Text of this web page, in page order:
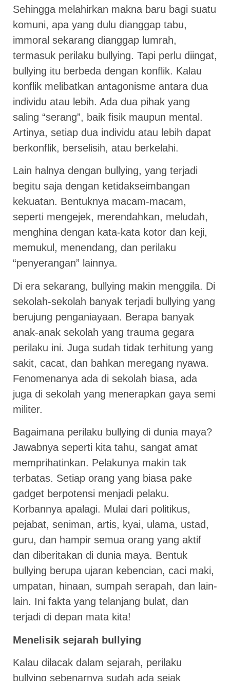
Sehingga melahirkan makna baru bagi suatu
komuni, apa yang dulu dianggap tabu,
immoral sekarang dianggap lumrah,
termasuk perilaku bullying. Tapi perlu diingat,
bullying itu berbeda dengan konflik. Kalau
konflik melibatkan antagonisme antara dua
individu atau lebih. Ada dua pihak yang
saling “serang”, baik fisik maupun mental.
Artinya, setiap dua individu atau lebih dapat
berkonflik, berselisih, atau berkelahi.
Lain halnya dengan bullying, yang terjadi
begitu saja dengan ketidakseimbangan
kekuatan. Bentuknya macam-macam,
seperti mengejek, merendahkan, meludah,
menghina dengan kata-kata kotor dan keji,
memukul, menendang, dan perilaku
“penyerangan” lainnya.
Di era sekarang, bullying makin menggila. Di
sekolah-sekolah banyak terjadi bullying yang
berujung penganiayaan. Berapa banyak
anak-anak sekolah yang trauma gegara
perilaku ini. Juga sudah tidak terhitung yang
sakit, cacat, dan bahkan meregang nyawa.
Fenomenanya ada di sekolah biasa, ada
juga di sekolah yang menerapkan gaya semi
militer.
Bagaimana perilaku bullying di dunia maya?
Jawabnya seperti kita tahu, sangat amat
memprihatinkan. Pelakunya makin tak
terbatas. Setiap orang yang biasa pake
gadget berpotensi menjadi pelaku.
Korbannya apalagi. Mulai dari politikus,
pejabat, seniman, artis, kyai, ulama, ustad,
guru, dan hampir semua orang yang aktif
dan diberitakan di dunia maya. Bentuk
bullying berupa ujaran kebencian, caci maki,
umpatan, hinaan, sumpah serapah, dan lain-
lain. Ini fakta yang telanjang bulat, dan
terjadi di depan mata kita!
Menelisik sejarah bullying
Kalau dilacak dalam sejarah, perilaku
bullying sebenarnya sudah ada sejak